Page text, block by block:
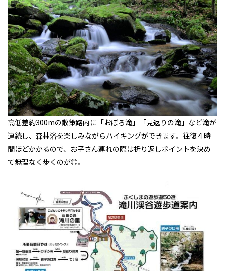
高低差約300mの散策路内に「おぼろ滝」「見返りの滝」など滝が
連続し、森林浴を楽しみながらハイキングができます。往復４時
間ほどかかるので、お子さん連れの際は折り返しポイントを決め
て無理なく歩くのが◎。